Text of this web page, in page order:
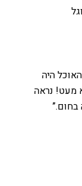
היה
מעט! נראה
בחום.”